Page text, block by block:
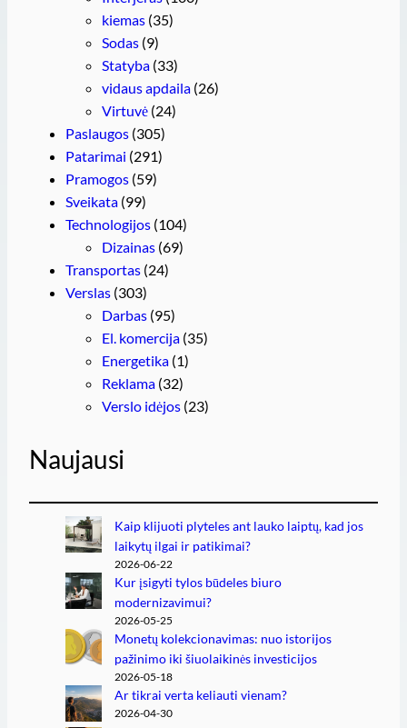
kiemas (35)
Sodas (9)
Statyba (33)
vidaus apdaila (26)
Virtuvė (24)
Paslaugos (305)
Patarimai (291)
Pramogos (59)
Sveikata (99)
Technologijos (104)
Dizainas (69)
Transportas (24)
Verslas (303)
Darbas (95)
El. komercija (35)
Energetika (1)
Reklama (32)
Verslo idėjos (23)
Naujausi
Kaip klijuoti plyteles ant lauko laiptų, kad jos
laikytų ilgai ir patikimai?
2026-06-22
Kur įsigyti tylos būdeles biuro
modernizavimui?
2026-05-25
Monetų kolekcionavimas: nuo istorijos
pažinimo iki šiuolaikinės investicijos
2026-05-18
Ar tikrai verta keliauti vienam?
2026-04-30